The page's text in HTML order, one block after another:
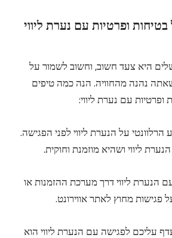
ופרטיות עם נערת ליווי
היא צעד חשוב, וחשוב לשמור על
נהנה מהחוויה. הנה כמה טיפים
עם נערת ליווי:
הרלוונטי על הנערת ליווי לפני הפגישה.
ליווי ושהיא מוזמנת וחוקית.
הנערת ליווי דרך מערכת ההזמנות או
פגישות מחוץ לאתר אווירונט.
עליכם לפגישה עם הנערת ליווי הוא